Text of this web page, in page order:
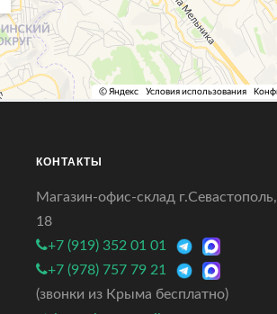
КОНТАКТЫ
Магазин-офис-склад
18
+7 (919) 352 01 01
+7 (978) 757 79 21
(звонки из Крыма бесплатно)